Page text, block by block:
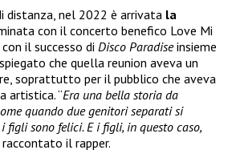
distanza, nel 2022 è arrivata la
con il concerto benefico Love Mi
il successo di Disco Paradiseinsieme
che quella reunion aveva un
soprattutto per il pubblico che aveva
artistica. “Era una bella storia da
quando due genitori separati si
figli sono felici. E i figli, in questo caso,
raccontato il rapper.